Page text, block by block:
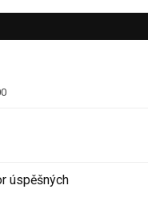
úspěšných